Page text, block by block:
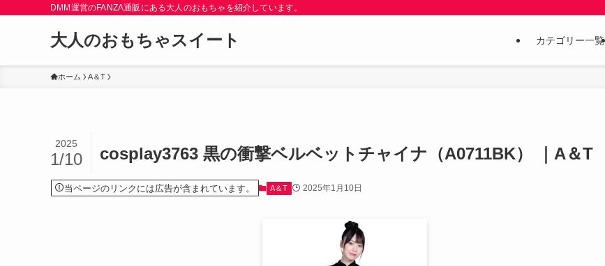
DMM運営のFANZA通販にある大人のおもちゃを紹介しています。
大人のおもちゃスイート カテゴリー一覧
ホーム A＆T
cosplay3763 黒の衝撃ベルベットチャイナ（A0711BK） ｜A＆T
2025
1/10
当ページのリンクには広告が含まれています。 A＆T 2025年1月10日